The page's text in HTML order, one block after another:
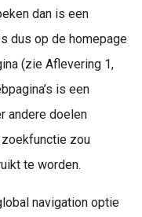
dan is een
dus op de homepage
(zie Aflevering 1,
is een
andere doelen
zoekfunctie zou
te worden.
navigation optie